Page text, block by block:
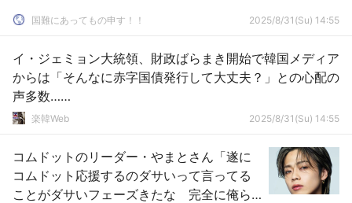
国難にあってもの申す！！ 2025/8/31(Su) 14:55
イ・ジェミョン大統領、財政ばらまき開始で韓国メディア
からは「そんなに赤字国債発行して大丈夫？」との心配の
声多数……
楽韓Web 2025/8/31(Su) 14:55
コムドットのリーダー・やまとさん「遂に
コムドット応援するのダサいって言ってる
ことがダサいフェーズきたな 完全に俺ら